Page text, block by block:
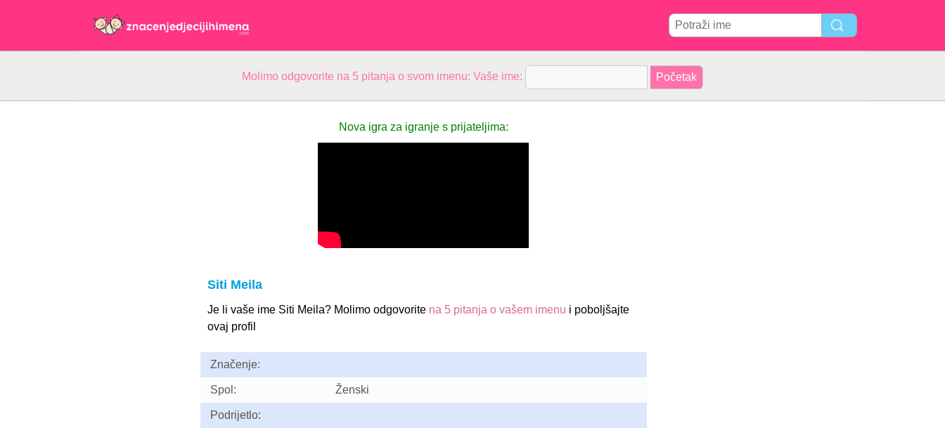
Molimo odgovorite na 5 pitanja o svom imenu: Vaše ime:
Nova igra za igranje s prijateljima:
Siti Meila
Je li vaše ime Siti Meila? Molimo odgovorite na 5 pitanja o vašem imenu i poboljšajte
ovaj profil
Značenje:
Spol: Ženski
Podrijetlo: